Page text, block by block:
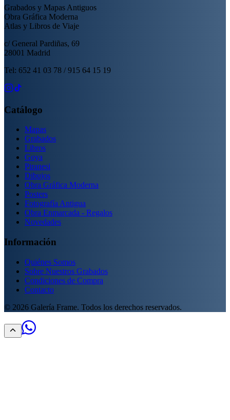
Grabados y Mapas Antiguos
Obra Gráfica Moderna
Atlas y Libros de Viaje
c/ General Pardiñas, 69
28001 Madrid
Tel: 652 41 03 78 / 915 64 15 19
Catálogo
Mapas
Grabados
Libros
Goya
Piranesi
Dibujos
Obra Gráfica Moderna
Posters
Fotografía Antigua
Obra Enmarcada - Regalos
Novedades
Información
Quiénes Somos
Sobre Nuestros Grabados
Condiciones de Compra
Contacto
© 2026 Galería Frame. Todos los derechos reservados.